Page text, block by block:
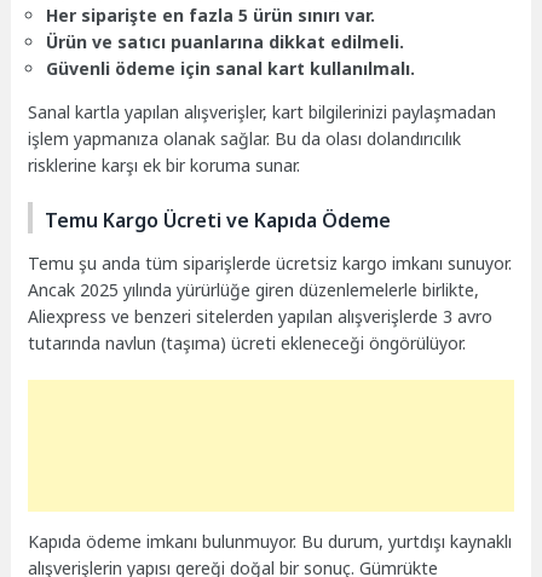
Her siparişte en fazla 5 ürün sınırı var.
Ürün ve satıcı puanlarına dikkat edilmeli.
Güvenli ödeme için sanal kart kullanılmalı.
Sanal kartla yapılan alışverişler, kart bilgilerinizi paylaşmadan
işlem yapmanıza olanak sağlar. Bu da olası dolandırıcılık
risklerine karşı ek bir koruma sunar.
Temu Kargo Ücreti ve Kapıda Ödeme
Temu şu anda tüm siparişlerde ücretsiz kargo imkanı sunuyor.
Ancak 2025 yılında yürürlüğe giren düzenlemelerle birlikte,
Aliexpress ve benzeri sitelerden yapılan alışverişlerde 3 avro
tutarında navlun (taşıma) ücreti ekleneceği öngörülüyor.
Kapıda ödeme imkanı bulunmuyor. Bu durum, yurtdışı kaynaklı
alışverişlerin yapısı gereği doğal bir sonuç. Gümrükte